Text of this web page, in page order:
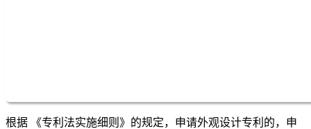
根据 《专利法实施细则》的规定，申请外观设计专利的，申